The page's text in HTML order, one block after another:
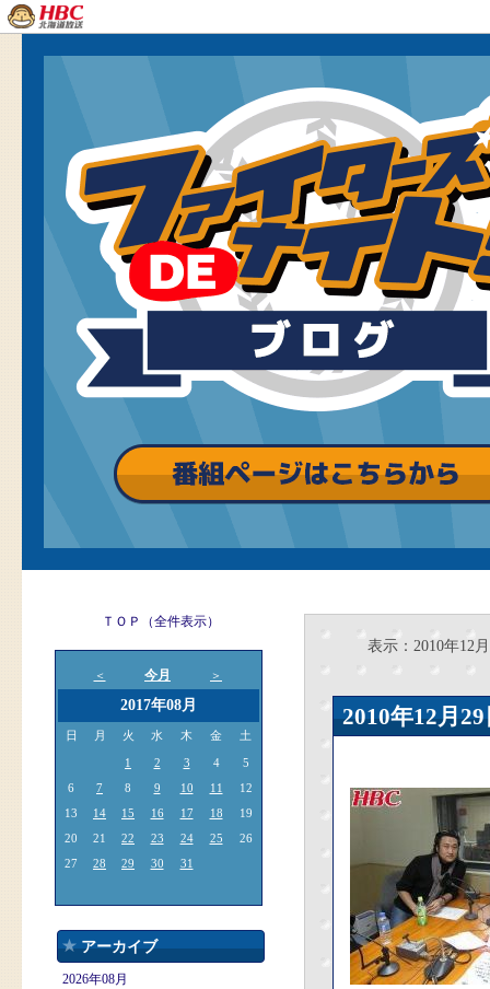
ＴＯＰ（全件表示）
＜ 今月 ＞
2017年08月
日 月 火 水 木 金 土
1 2 3 4
5
6
7 8 9 10 11
12
13
14 15 16 17 18
19
20
21 22 23 24 25
26
27
28 29 30 31
アーカイブ
2026年08月
表示：2010年12月
2010年12